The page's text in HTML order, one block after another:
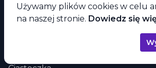
Używamy plików cookies w celu
na naszej stronie. Dowiedz się
Stopka
O NAS